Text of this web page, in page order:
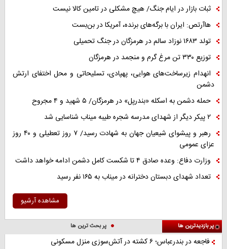
ثبات بازار در ایام جنگ/ هیچ مشکلی در تامین کالا نیست
هاآرتص: ایران با برگه‌های برنده، آمریکا در بن‌بست
تولد ۱۶۸۳ نوزاد سالم در هرمزگان در جنگ تحمیلی
توزیع ۳۳۰ تن مرغ گرم و منجمد در هرمزگان
انهدام زیرساخت‌های هوایی، پهپادی، تسلیحاتی و محل اختفای ارتش
دشمن
حمله دشمن به اسکله «بندرپل» در هرمزگان/ ۵ شهید و ۴ مجروح
۲ پیکر دیگر از شهدای مدرسه شجره طیبه میناب شناسایی شد
رهبر و پیشوای شیعیان جهان به شهادت رسید/ ۷ روز تعطیلی و ۴۰ روز
عزای عمومی
وزارت دفاع: وعده صادق ۴ تا شکست کامل دشمن ادامه خواهد داشت
تعداد شهدای دبستان دخترانه در میناب به ۱۶۵ نفر رسید
مشاهده آرشیو
پر بازدیدترین ها پر بحث ترین ها
فاجعه در بندرعباس؛ ۶ کشته در آتش‌سوزی منزل مسکونی